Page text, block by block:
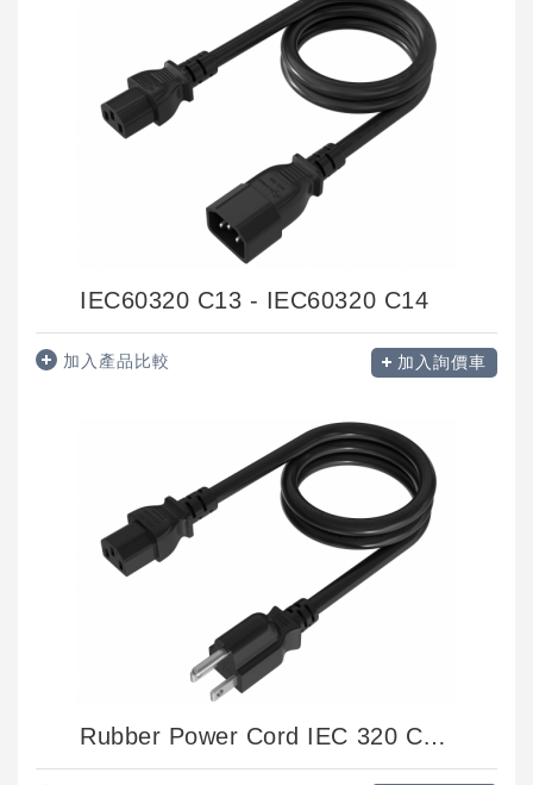
IEC60320 C13 - IEC60320 C14
加入產品比較 加入詢價車
Rubber Power Cord IEC 320 C13 - NEMA 5 1...